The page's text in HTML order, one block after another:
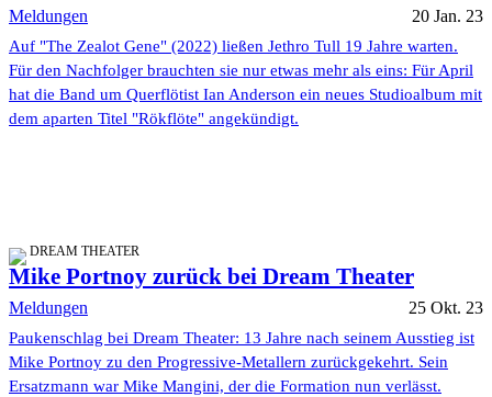
Meldungen 20 Jan. 23
Auf "The Zealot Gene" (2022) ließen Jethro Tull 19 Jahre warten.
Für den Nachfolger brauchten sie nur etwas mehr als eins: Für April
hat die Band um Querflötist Ian Anderson ein neues Studioalbum mit
dem aparten Titel "Rökflöte" angekündigt.
DREAM THEATER
Mike Portnoy zurück bei Dream Theater
Meldungen 25 Okt. 23
Paukenschlag bei Dream Theater: 13 Jahre nach seinem Ausstieg ist
Mike Portnoy zu den Progressive-Metallern zurückgekehrt. Sein
Ersatzmann war Mike Mangini, der die Formation nun verlässt.